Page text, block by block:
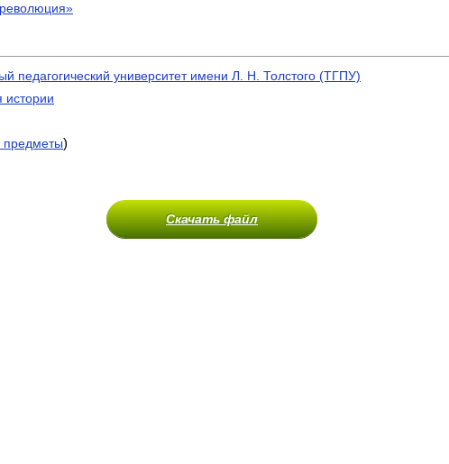
педагогический университет имени Л. Н. Толстого (ТГПУ)
истории
предметы)
Скачать файл